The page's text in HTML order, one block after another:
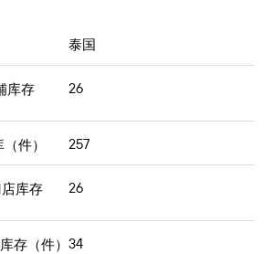
泰国
库存
26
件） 257
库存
26
存（件） 34